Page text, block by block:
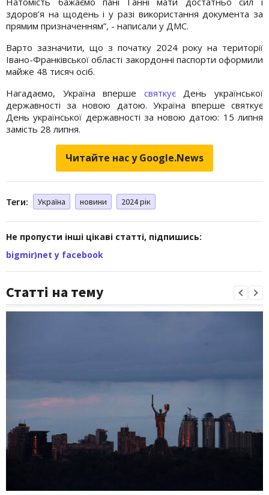
здоров’я на щодень і у разі використання документа за
прямим призначенням”, - написали у ДМС.
Варто зазначити, що з початку 2024 року на території
Івано-Франківської області закордонні паспорти оформили
майже 48 тисяч осіб.
Нагадаємо, Україна вперше святкуєДень української
державності за новою датою. Україна вперше святкує
День української державності за новою датою: 15 липня
замість 28 липня.
Читайте нас у Google.News
Теги: Україна новини 2024 рік
Не пропусти інші цікаві статті, підпишись:
bigmir)net у facebook
Статті на тему